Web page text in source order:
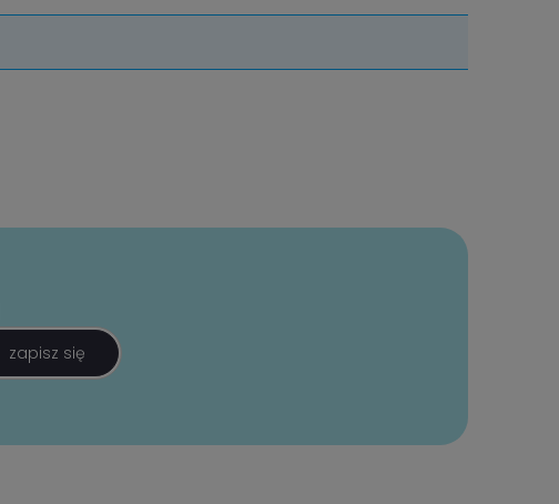
zapisz się